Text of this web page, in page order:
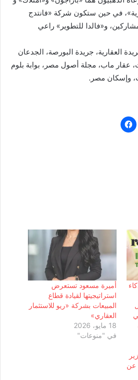
في حين ستكون شركة «فانتدج
و«فالدا للتطوير» راعي
العقارية، جريدة البورصة، الجدعان
عقار ماب، مجلة أصول مصر، بوابة بلوم
وإسكان مصر.
عن
أميرة مسعود تستعرض
استراتيجيتها لقيادة قطاع
المبيعات بشركة «ريو للاستثمار
العقاري»
18 مايو، 2026
في "منوعات"